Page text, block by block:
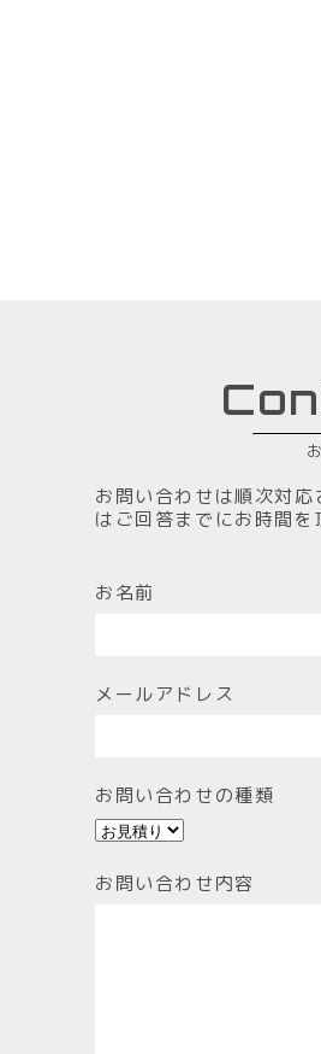
お問い合わせは順次対
はご回答までにお時間を
お名前
メールアドレス
お問い合わせの種類
お問い合わせ内容